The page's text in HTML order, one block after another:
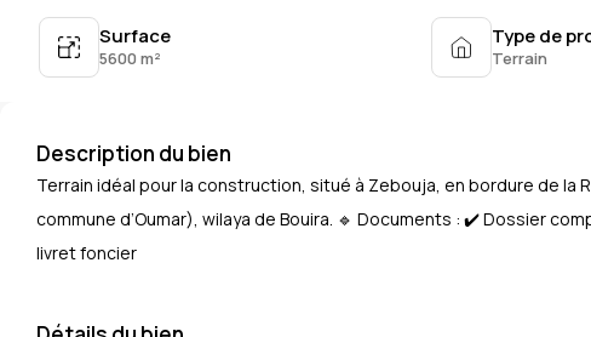
Surface
5600 m²
Type de
Terrain
Description du bien
Terrain idéal pour la construction, situé à Zebouja, en bordure de la
commune d’Oumar), wilaya de Bouira. 🔹 Documents : ✔️ Dossier
livret foncier